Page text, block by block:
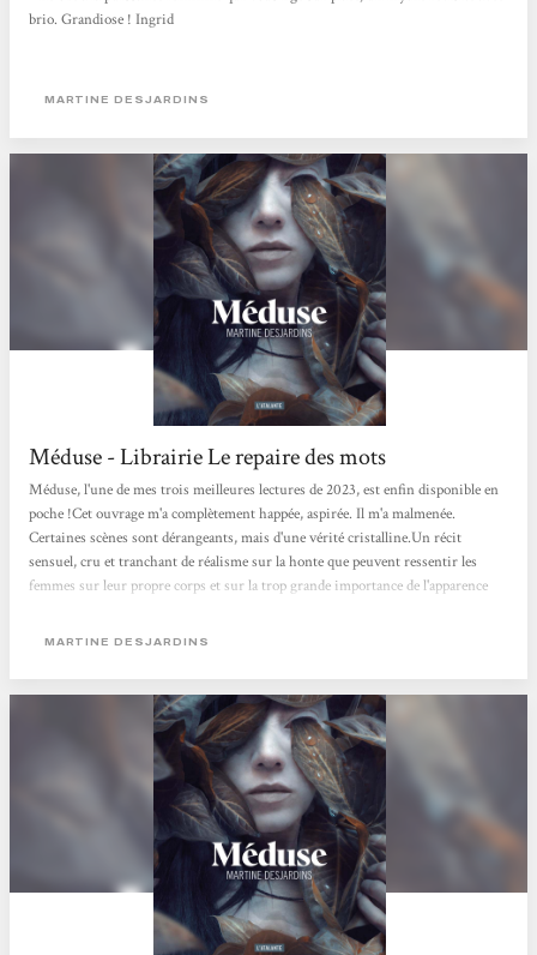
brio. Grandiose ! Ingrid
MARTINE DESJARDINS
Méduse - Librairie Le repaire des mots
Méduse, l'une de mes trois meilleures lectures de 2023, est enfin disponible en
poche !Cet ouvrage m'a complètement happée, aspirée. Il m'a malmenée.
Certaines scènes sont dérangeants, mais d'une vérité cristalline.Un récit
sensuel, cru et tranchant de réalisme sur la honte que peuvent ressentir les
femmes sur leur propre corps et sur la trop grande importance de l'apparence
de cœur !
MARTINE DESJARDINS